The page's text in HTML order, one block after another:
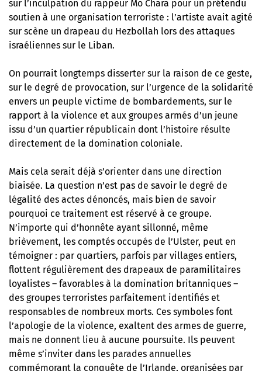
sur l’inculpation du rappeur Mo Chara pour un prétendu
soutien à une organisation terroriste : l’artiste avait agité
sur scène un drapeau du Hezbollah lors des attaques
israéliennes sur le Liban.
On pourrait longtemps disserter sur la raison de ce geste,
sur le degré de provocation, sur l’urgence de la solidarité
envers un peuple victime de bombardements, sur le
rapport à la violence et aux groupes armés d’un jeune
issu d’un quartier républicain dont l’histoire résulte
directement de la domination coloniale.
Mais cela serait déjà s’orienter dans une direction
biaisée. La question n’est pas de savoir le degré de
légalité des actes dénoncés, mais bien de savoir
pourquoi ce traitement est réservé à ce groupe.
N’importe qui d’honnête ayant sillonné, même
brièvement, les comptés occupés de l’Ulster, peut en
témoigner : par quartiers, parfois par villages entiers,
flottent régulièrement des drapeaux de paramilitaires
loyalistes – favorables à la domination britanniques –
des groupes terroristes parfaitement identifiés et
responsables de nombreux morts. Ces symboles font
l’apologie de la violence, exaltent des armes de guerre,
mais ne donnent lieu à aucune poursuite. Ils peuvent
même s’inviter dans les parades annuelles
commémorant la conquête de l’Irlande, organisées par